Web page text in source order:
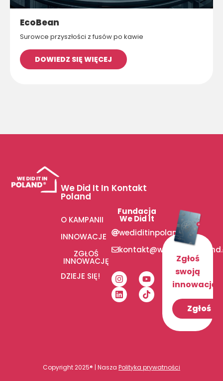
EcoBean
Surowce przyszłości z fusów po kawie
DOWIEDZ SIĘ WIĘCEJ
We Did It In
Poland
O KAMPANII
INNOWACJE
ZGŁOŚ
INNOWACJĘ
DZIEJE SIĘ!
Kontakt
Fundacja
We Did It
wediditinpoland
Zgłoś
swoją
innowację!
Zgłoś
Copyright 2025® | Nasza Polityka prywatności